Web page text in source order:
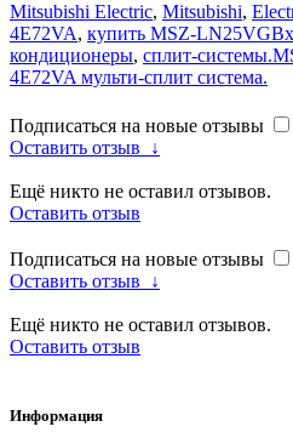
Mitsubishi Electric, Mitsubishi,
4E72VA, купить MSZ-
кондиционеры, сплит-
4E72VA мульти-сплит система.
Подписаться на новые отзывы
Оставить отзыв
↓
Ещё никто не оставил отзывов.
Оставить отзыв
Подписаться на новые отзывы
Оставить отзыв
↓
Ещё никто не оставил отзывов.
Оставить отзыв
Информация